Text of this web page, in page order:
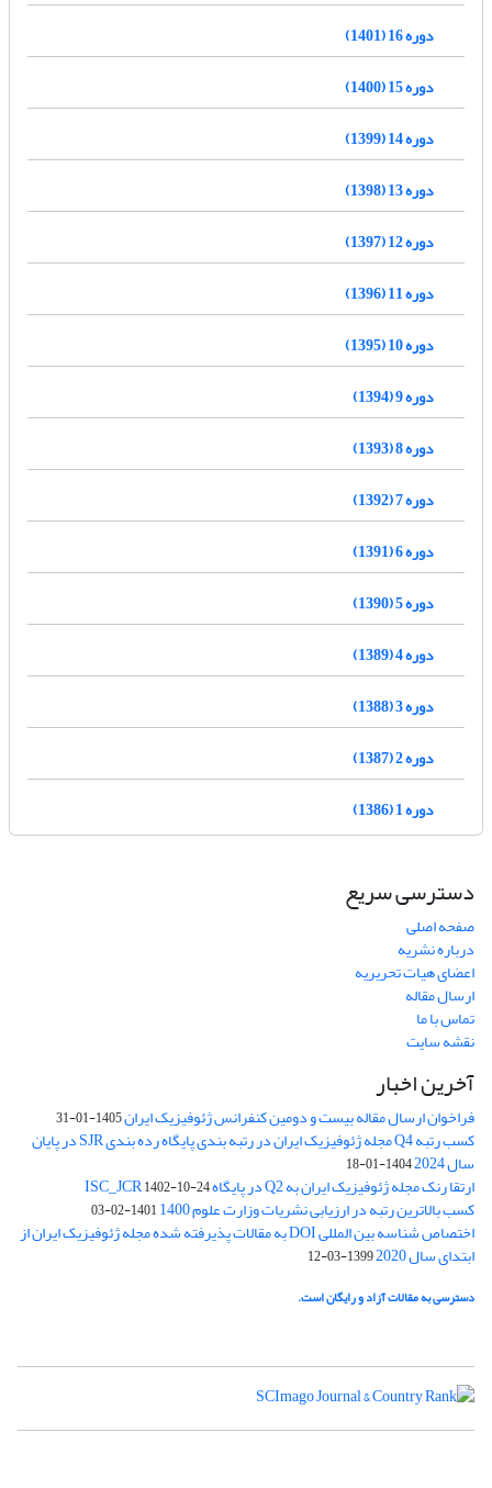
دوره 16 (1401)
دوره 15 (1400)
دوره 14 (1399)
دوره 13 (1398)
دوره 12 (1397)
دوره 11 (1396)
دوره 10 (1395)
دوره 9 (1394)
دوره 8 (1393)
دوره 7 (1392)
دوره 6 (1391)
دوره 5 (1390)
دوره 4 (1389)
دوره 3 (1388)
دوره 2 (1387)
دوره 1 (1386)
دسترسی سریع
صفحه اصلی
درباره نشریه
اعضای هیات تحریریه
ارسال مقاله
تماس با ما
نقشه سایت
آخرین اخبار
فراخوان ارسال مقاله بیست و دومین کنفرانس ژئوفیزیک ایران1405-01-31
کسب رتبه Q4 مجله ژئوفیزیک ایران در رتبه بندی پایگاه رده بندی SJR در پایان
سال 2024 1404-01-18
ارتقا رنک مجله ژئوفیزیک ایران به Q2 در پایگاه ISC_JCR 1402-10-24
کسب بالاترین رتبه در ارزیابی نشریات وزارت علوم 1400 1401-02-03
اختصاص شناسه بین المللی DOI به مقالات پذیرفته شده مجله ژئوفیزیک ایران از
ابتدای سال 2020 1399-03-12
دسترسی به مقالات آزاد و رایگان است.